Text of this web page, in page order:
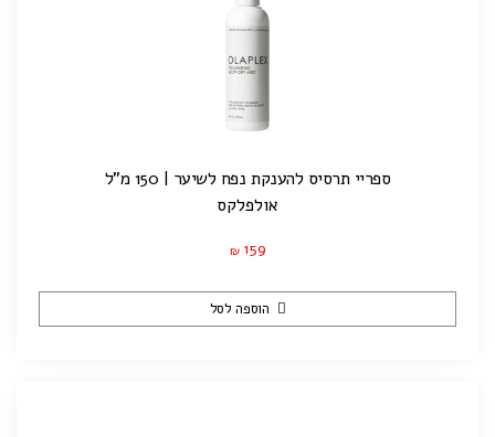
ספריי תרסיס להענקת נפח לשיער | 150 מ"ל
אולפלקס
₪ 159
הוספה לסל